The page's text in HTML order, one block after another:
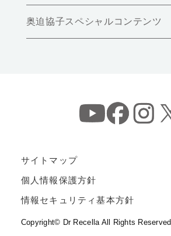
奥迫協子スペシャルコンテンツ
サイトマップ
個人情報保護方針
情報セキュリティ基本方針
Copyright© Dr Recella All Rights Reserved.